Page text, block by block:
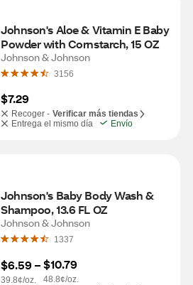
Johnson's Aloe & Vitamin E Baby
Powder with Cornstarch, 15 OZ
Johnson & Johnson
3156
$7.29
Recoger - Verificar más tiendas
Entrega el mismo día
Envío
Johnson's Baby Body Wash &
Shampoo, 13.6 FL OZ
Johnson & Johnson
1337
$6.59 –
39.8¢/oz.
$10.79
48.8¢/oz.